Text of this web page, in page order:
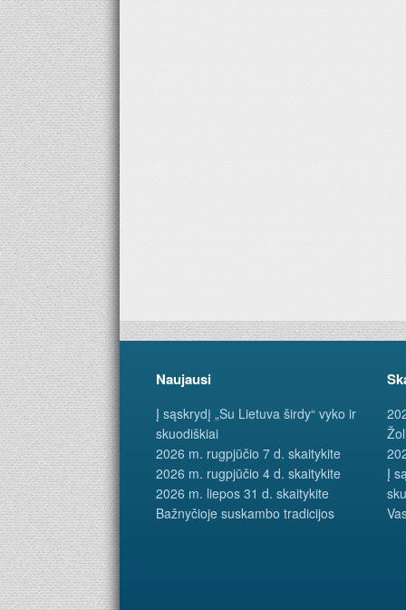
Naujausi
Į sąskrydį „Su Lietuva širdy“ vyko ir
skuodiškiai
2026 m. rugpjūčio 7 d. skaitykite
2026 m. rugpjūčio 4 d. skaitykite
2026 m. liepos 31 d. skaitykite
Bažnyčioje suskambo tradicijos
Į